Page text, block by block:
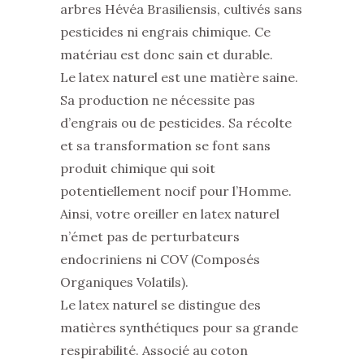
arbres Hévéa Brasiliensis, cultivés sans
pesticides ni engrais chimique. Ce
matériau est donc sain et durable.
Le latex naturel est une matière saine.
Sa production ne nécessite pas
d’engrais ou de pesticides. Sa récolte
et sa transformation se font sans
produit chimique qui soit
potentiellement nocif pour l’Homme.
Ainsi, votre oreiller en latex naturel
n’émet pas de perturbateurs
endocriniens ni COV (Composés
Organiques Volatils).
Le latex naturel se distingue des
matières synthétiques pour sa grande
respirabilité. Associé au coton